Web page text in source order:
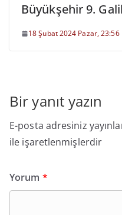
Büyükşehir 9.
18 Şubat 2024 Pazar, 23:56
Bir yanıt yazın
E-posta adresiniz
ile işaretlenmişlerdir
Yorum *